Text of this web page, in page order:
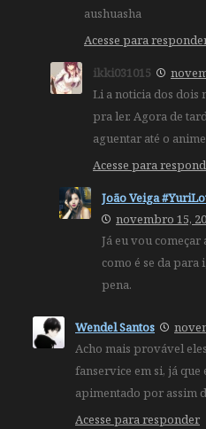
aushuasha
Acesse para
ikki031015
Li a noticia dos dois
pra ler. Agora de
aguentar até o
Acesse para
João Veiga
novembro 15,
Já eu vou
como é se da para
pena.
Wendel Santos
Acho mais provável
fanservice em si, já
apimentado por assim
Acesse para responder